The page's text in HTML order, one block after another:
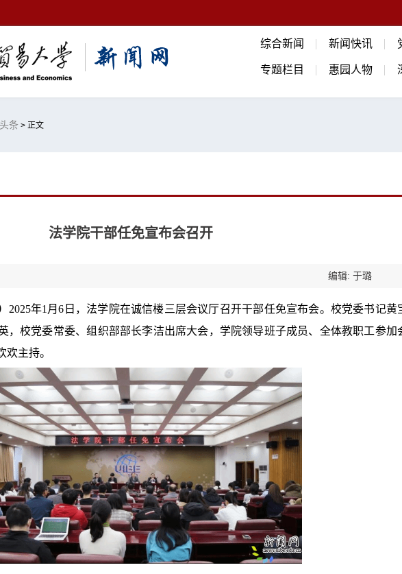
综合新闻 新闻快讯
专题栏目 惠园人物
条 > 正文
法学院干部任免宣布会召开
编辑: 于璐
2025年1月6 日，法学院在诚信楼三层会议厅召开干部任免宣布会。校党委书记黄
，校党委常委、组织部部长李洁出席大会，学院领导班子成员、全体教职工参加
欢主持。